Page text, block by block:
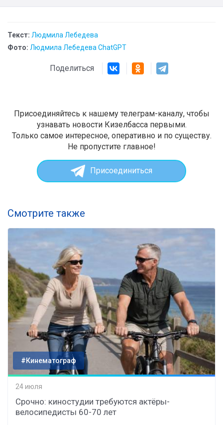
Текст: Людмила Лебедева
Фото: Людмила Лебедева ChatGPT
Поделиться
Присоединяйтесь к нашему телеграм-каналу, чтобы
узнавать новости Кизелбасса первыми.
Только самое интересное, оперативно и по существу.
Не пропустите главное!
Присоединиться
Смотрите также
#Кинематограф
24 июля
Срочно: киностудии требуются актёры-
велосипедисты 60-70 лет